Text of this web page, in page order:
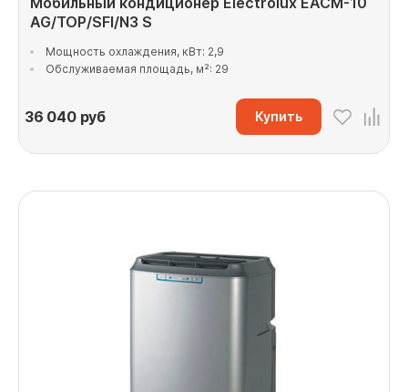
AG/TOP/SFI/N3 S
Мощность охлаждения, кВт: 2,9
Обслуживаемая площадь, м²: 29
36 040руб Купить